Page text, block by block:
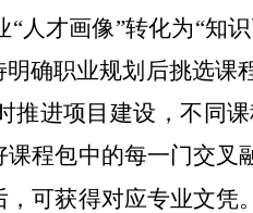
人才画像”转化为“知
确职业规划后挑选课
进项目建设，不同
程包中的每一门交叉
可获得对应专业文凭